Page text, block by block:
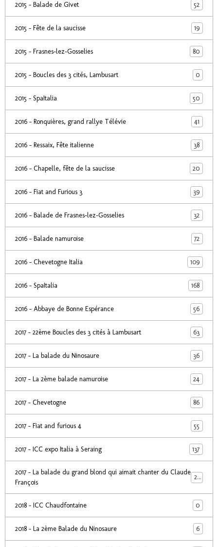
2015 - Balade de Givet 52
2015 - Fête de la saucisse 19
2015 - Frasnes-lez-Gosselies 80
2015 - Boucles des 3 cités, Lambusart 0
2015 - SpaItalia 50
2016 - Ronquières, grand rallye Télévie 41
2016 - Ressaix, Fête italienne 38
2016 - Chapelle, fête de la saucisse 20
2016 - Fiat and Furious 3 39
2016 - Balade de Frasnes-lez-Gosselies 32
2016 - Balade namuroise 72
2016 - Chevetogne Italia 109
2016 - SpaItalia 168
2016 - Abbaye de Bonne Espérance 56
2017 - 22ème Boucles des 3 cités à Lambusart 63
2017 - La balade du Ninosaure 36
2017 - La 2ème balade namuroise 24
2017 - Chevetogne 86
2017 - Fiat and furious 4 55
2017 - ICC expo Italia à Seraing 137
2017 - La balade du grand blond qui aimait chanter du Claude
François
24
2018 - ICC Chaudfontaine 0
2018 - La 2ème Balade du Ninosaure 6